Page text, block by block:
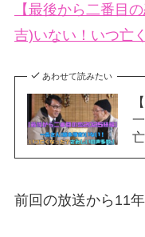
【最後から二番目
吉)いない！いつ亡
あわせて読みたい
前回の放送から11